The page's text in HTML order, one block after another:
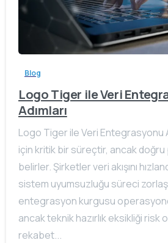
Blog
Logo Tiger ile Veri
Adımları
Logo Tiger ile Veri Entegrasyonu
için kritik bir süreçtir, ancak doğru
belirler. Şirketler veri akışını
sistem uyumsuzluğu süreci
entegrasyon kurgusu
ancak teknik hazırlık eksikliği risk
rekabet...